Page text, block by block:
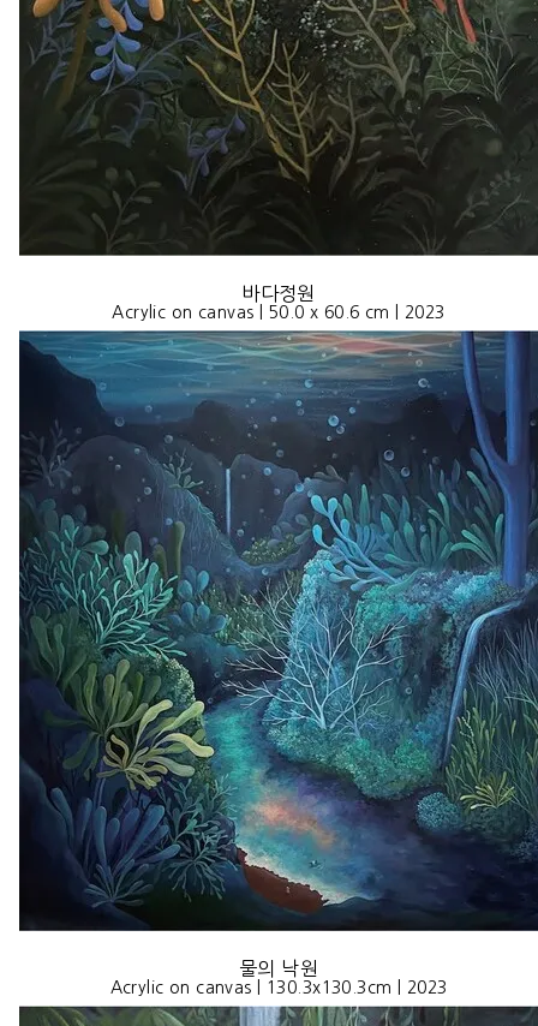
바다정원
Acrylic on canvas | 50.0 x 60.6 cm | 2023
물의 낙원
Acrylic on canvas | 130.3x130.3cm | 2023